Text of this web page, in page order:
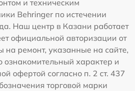
и техническим
Behringer по истечении
Наш центр в Казани работает
официальной авторизации от
на ремонт, указанные на сайте,
ознакомительный характер и
офертой согласно п. 2 ст. 437
торговой марки